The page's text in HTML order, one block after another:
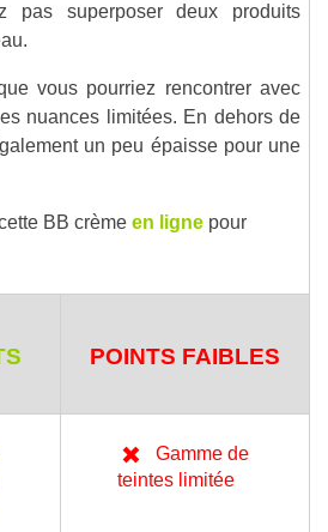
pas superposer deux produits
vous pourriez rencontrer avec
nuances limitées. En dehors de
un peu épaisse pour une
BB crème en ligne pour
POINTS FAIBLES
Gamme de
teintes limitée